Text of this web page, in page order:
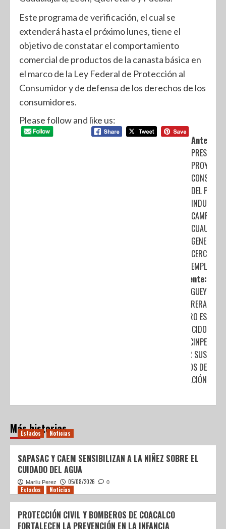
Este programa de verificación, el cual se
extenderá hasta el próximo lunes, tiene el
objetivo de constatar el comportamiento
comercial de productos de la canasta básica en
el marco de la Ley Federal de Protección al
Consumidor y de defensa de los derechos de los
consumidores.
Please follow and like us:
Anterior:
PRESENTAN
PROYECTO
DEL
CAMPUS
GENERARÁ
CERCA DE
EMPLEOS
Siguiente:
DR. SERGUEY
IVÁN FARRERA
VILLATORO ES
RECONOCIDO
POR EL CINPE
POR SUS
TRABAJOS DE
INVESTIGACIÓN
Más historias
Estados Noticias
SAPASAC Y CAEM SENSIBILIZAN A LA NIÑEZ SOBRE EL
CUIDADO DEL AGUA
Marilu Perez 05/08/2026 0
Estados Noticias
PROTECCIÓN CIVIL Y BOMBEROS DE COACALCO
FORTALECEN LA PREVENCIÓN EN LA INFANCIA